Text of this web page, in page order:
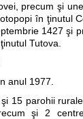
precum şi
în ţinutul
1427 şi
Tutova.
anul 1977.
15 parohii
şi 2